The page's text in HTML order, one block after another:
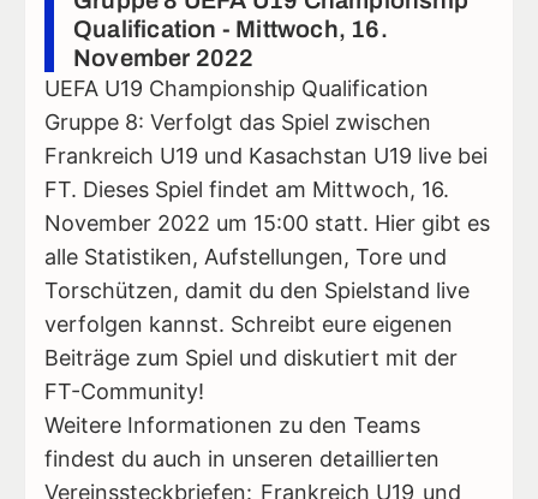
Qualification - Mittwoch, 16.
November 2022
UEFA U19 Championship Qualification
Gruppe 8: Verfolgt das Spiel zwischen
Frankreich U19 und Kasachstan U19 live bei
FT. Dieses Spiel findet am Mittwoch, 16.
November 2022 um 15:00 statt. Hier gibt es
alle Statistiken, Aufstellungen, Tore und
Torschützen, damit du den Spielstand live
verfolgen kannst. Schreibt eure eigenen
Beiträge zum Spiel und diskutiert mit der
FT-Community!
Weitere Informationen zu den Teams
findest du auch in unseren detaillierten
Vereinssteckbriefen: Frankreich U19 und